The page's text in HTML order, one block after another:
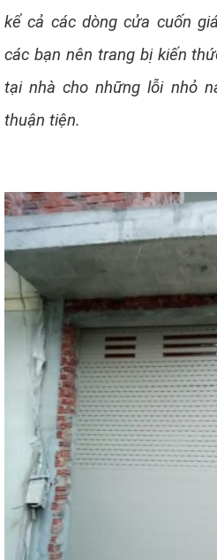
kể cả các dòng cửa cuốn
các bạn nên trang bị kiến
tại nhà cho những lỗi nhỏ
thuận tiện.